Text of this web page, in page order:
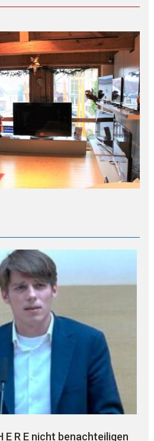
E R E nicht benachteiligen